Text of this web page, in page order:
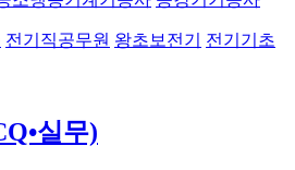
전기직공무원 왕초보전기 전기기초
실무)